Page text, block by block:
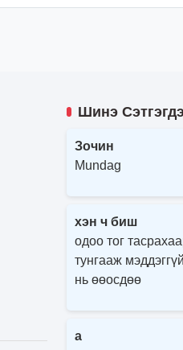
Шинэ
Зочин
Mundag
хэн ч биш
одоо тог
тунгааж
нь өөосдөө
a